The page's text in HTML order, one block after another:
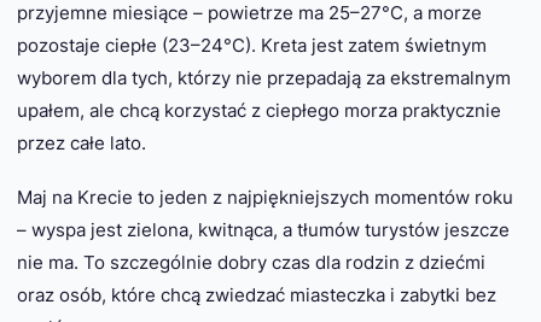
przyjemne miesiące – powietrze ma 25–27°C, a morze
pozostaje ciepłe (23–24°C). Kreta jest zatem świetnym
wyborem dla tych, którzy nie przepadają za ekstremalnym
upałem, ale chcą korzystać z ciepłego morza praktycznie
przez całe lato.
Maj na Krecie to jeden z najpiękniejszych momentów roku
– wyspa jest zielona, kwitnąca, a tłumów turystów jeszcze
nie ma. To szczególnie dobry czas dla rodzin z dziećmi
oraz osób, które chcą zwiedzać miasteczka i zabytki bez